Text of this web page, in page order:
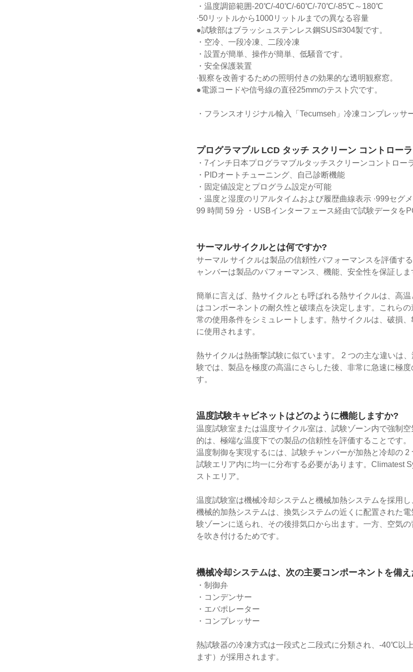
・温度調節範囲-20℃/-40℃/-60℃/-70℃/-85℃～180℃
·50リットルから1000リットルまでの異なる容量
●試験部はブラッシュステンレス鋼SUS#304製です。
・空冷、一段冷凍、二段冷凍
・設置が簡単、操作が簡単、低騒音です。
・安全保護装置
·観察を改善するための照明付きの効果的な透明観察窓。
●電源コードや信号線の直径25mmのテスト穴です。
・フランスオリジナル輸入「Tecumseh」冷凍コンプレッサ
プログラマブル LCD タッチ スクリーン コントロー
・7インチ日本プログラマブルタッチスクリーンコントロー
・PIDオートチューニング、自己診断機能
・固定値設定とプログラム設定が可能
・温度と湿度のリアルタイムおよび履歴曲線表示 ·999セ
99 時間 59 分 ・USBインターフェース経由で試験データを
サーマルサイクルとは何ですか?
サーマル サイクルは製品の信頼性パフォーマンスを評価す
ャンバーは製品のパフォーマンス、機能、安全性を保証しま
簡単に言えば、熱サイクルとも呼ばれる熱サイクルは、高
はコンポーネントの耐久性と破壊点を決定します。これら
常の使用条件をシミュレートします。熱サイクルは、破損
に使用されます。
熱サイクルは熱衝撃試験に似ています。 2 つの主な違いは
験では、製品を極度の高温にさらした後、非常に急速に極
す。
温度試験キャビネットはどのように機能しますか?
温度試験室または温度サイクル室は、試験ゾーン内で強制
的は、極端な温度下での製品の信頼性を評価することです。
温度制御を実現するには、試験チャンバーが加熱と冷却の
試験エリア内に均一に分布する必要があります。Climatest
ストエリア。
温度試験室は機械冷却システムと機械加熱システムを採用し
機械的加熱システムは、換気システムの近くに配置された
験ゾーンに送られ、その後排気口から出ます。一方、空気
を吹き付けるためです。
機械冷却システムは、次の主要コンポーネントを備え
・制御弁
・コンデンサー
・エバポレーター
・コンプレッサー
熱試験器の冷凍方式は一段式と二段式に分類され、-40℃以
ます）が採用されます。